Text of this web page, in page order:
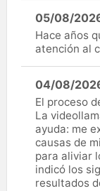
05/08/
Hace años
atención al
04/08/
El proceso
La
ayuda: me
causas de
para aliviar
indicó los
resultados